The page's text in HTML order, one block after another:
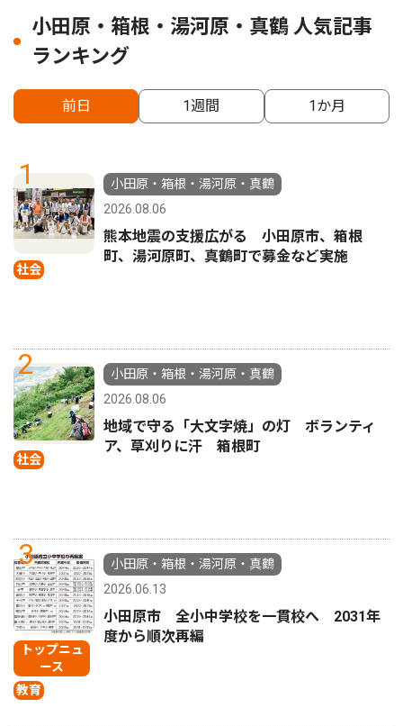
小田原・箱根・湯河原・真鶴 人気記事
ランキング
前日 1週間 1か月
1
社会
小田原・箱根・湯河原・真鶴
2026.08.06
熊本地震の支援広がる 小田原市、箱根
町、湯河原町、真鶴町で募金など実施
2
社会
小田原・箱根・湯河原・真鶴
2026.08.06
地域で守る「大文字焼」の灯 ボランティ
ア、草刈りに汗 箱根町
3
トップニュ
ース
教育
小田原・箱根・湯河原・真鶴
2026.06.13
小田原市 全小中学校を一貫校へ 2031年
度から順次再編